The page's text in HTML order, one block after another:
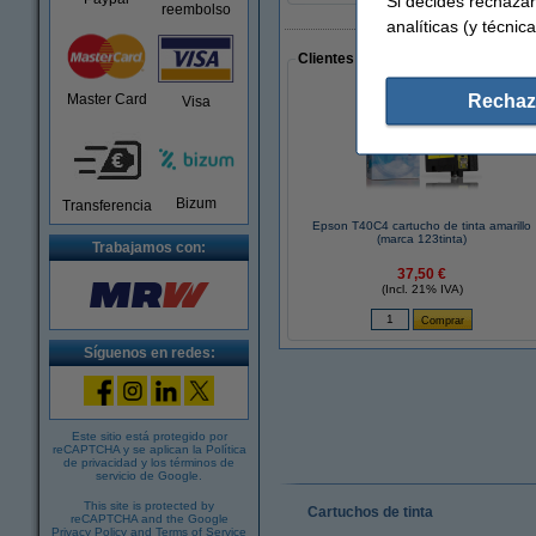
reembolso
Master Card Visa
Transferencia Bizum
Trabajamos con:
Síguenos en redes:
Este sitio está protegido por
reCAPTCHA y se aplican la Política
de privacidad y los términos de
servicio de Google
This site is protected by
reCAPTCHA and the Google
Privacy Policy and Terms of Service
Clientes que han realizado
Epson T40C4 cartucho de tinta amarillo
(marca 123tinta)
37,50 €
(Incl. 21% IVA)
Cartuchos de tinta
analíticas (y